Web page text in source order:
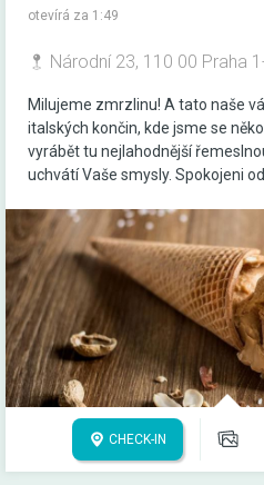
otevírá za 1:49
Národní 23, 110 00 Praha
Milujeme zmrzlinu! A tato naše
italských končin, kde jsme se
vyrábět tu nejlahodnější
uchvátí Vaše smysly. Spokojeni
CHECK-IN